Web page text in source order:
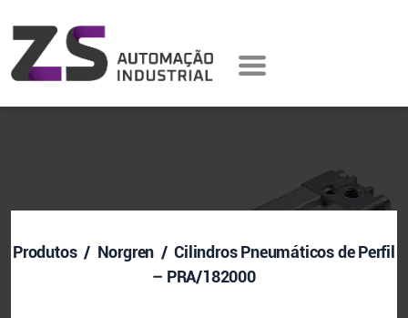
Produtos/ Norgren / Cilindros Pneumáticos de Perfil
– PRA/182000